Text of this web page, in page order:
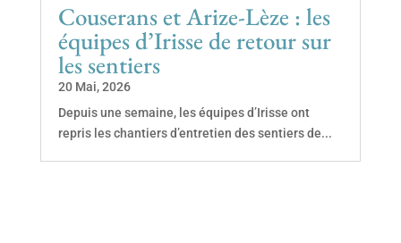
Couserans et Arize-Lèze : les
équipes d’Irisse de retour sur
les sentiers
20 Mai, 2026
Depuis une semaine, les équipes d’Irisse ont
repris les chantiers d’entretien des sentiers de...